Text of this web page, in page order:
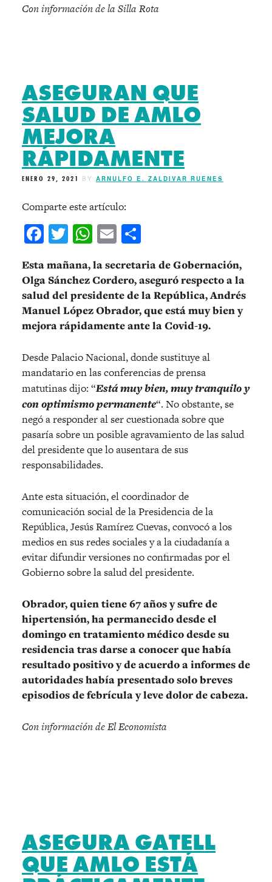
Con información de la Silla Rota
ASEGURAN QUE
SALUD DE AMLO
MEJORA
RÁPIDAMENTE
ENERO 29, 2021 BY ARNULFO E. ZALDIVAR RUENES
Comparte este artículo:
Facebook
Twitter
WhatsApp
Email
Esta mañana, la secretaria de Gobernación,
Olga Sánchez Cordero, aseguró respecto a la
salud del presidente de la República, Andrés
Manuel López Obrador, que está muy bien y
mejora rápidamente ante la Covid-19.
Desde Palacio Nacional, donde sustituye al
mandatario en las conferencias de prensa
matutinas dijo: “Está muy bien, muy tranquilo y
con optimismo permanente“. No obstante, se
negó a responder al ser cuestionada sobre que
pasaría sobre un posible agravamiento de las salud
del presidente que lo ausentara de sus
responsabilidades.
Ante esta situación, el coordinador de
comunicación social de la Presidencia de la
República, Jesús Ramírez Cuevas, convocó a los
medios en sus redes sociales y a la ciudadanía a
evitar difundir versiones no confirmadas por el
Gobierno sobre la salud del presidente.
Obrador, quien tiene 67 años y sufre de
hipertensión, ha permanecido desde el
domingo en tratamiento médico desde su
residencia tras darse a conocer que había
resultado positivo y de acuerdo a informes de
autoridades había presentado solo breves
episodios de febrícula y leve dolor de cabeza.
Con información de El Economista
ASEGURA GATELL
QUE AMLO ESTÁ